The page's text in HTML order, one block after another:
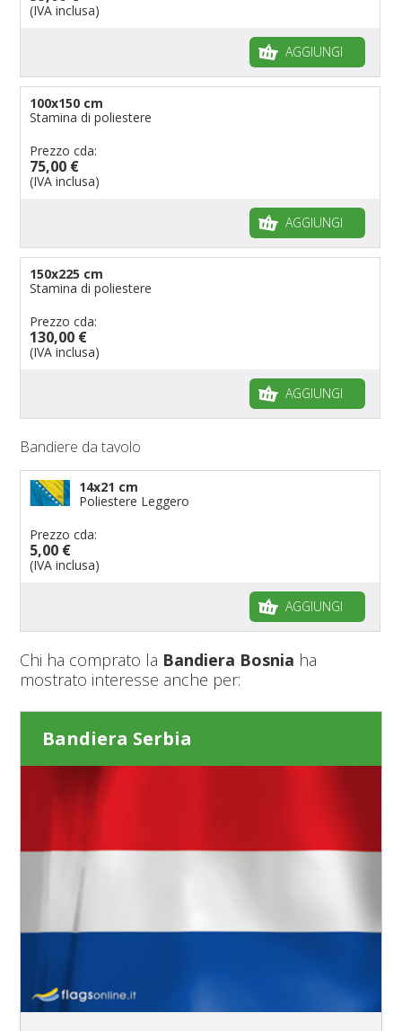
(IVA inclusa)
AGGIUNGI
100x150 cm
Stamina di poliestere
Prezzo cda:
75,00 €
(IVA inclusa)
AGGIUNGI
150x225 cm
Stamina di poliestere
Prezzo cda:
130,00 €
(IVA inclusa)
AGGIUNGI
Bandiere da tavolo
14x21 cm
Poliestere Leggero
Prezzo cda:
5,00 €
(IVA inclusa)
AGGIUNGI
Chi ha comprato la Bandiera Bosnia ha
mostrato interesse anche per:
Bandiera Serbia